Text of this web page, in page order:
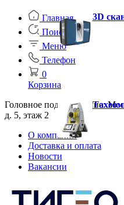
Главная
Поиск
Меню
Телефон
0
Корзина
Головное подразделение:
д. 5, этаж 2
О компании
Доставка и оплата
Новости
Вакансии
3D